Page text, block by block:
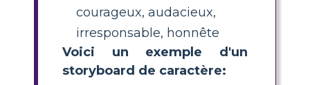
courageux, audacieux,
irresponsable, honnête
Voici un exemple d'un
storyboard de caractère: